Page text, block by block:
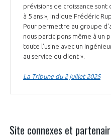
prévisions de croissance
à 5 ans », indique Frédéric
Pour permettre au groupe
nous participons même à un
toute l'usine avec un
au service du client ».
La Tribune du 2 juillet 2025
Site connexes et